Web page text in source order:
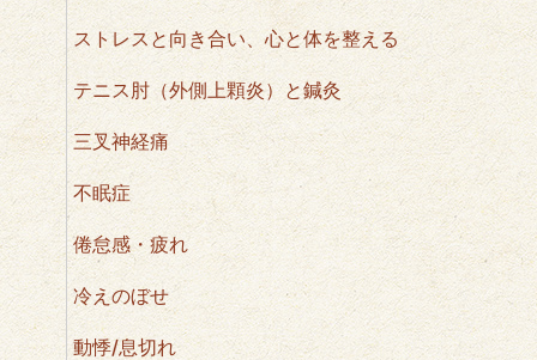
ストレスと向き合い、心と体を整える
テニス肘（外側上顆炎）と鍼灸
三叉神経痛
不眠症
倦怠感・疲れ
冷えのぼせ
動悸/息切れ